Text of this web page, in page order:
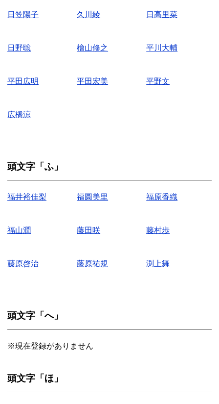
日笠陽子 久川綾 日高里菜
日野聡 檜山修之 平川大輔
平田広明 平田宏美 平野文
広橋涼
頭文字「ふ」
福井裕佳梨 福圓美里 福原香織
福山潤 藤田咲 藤村歩
藤原啓治 藤原祐規 渕上舞
頭文字「へ」
※現在登録がありません
頭文字「ほ」